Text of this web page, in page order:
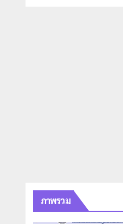
ภาพรวม